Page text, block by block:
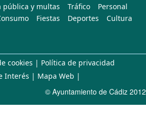
pública y multas Tráfico
Personal
Fiestas Deportes
Cultura
cookies | Política de privacidad
Interés | Mapa Web |
© Ayuntamiento de Cádiz 2012